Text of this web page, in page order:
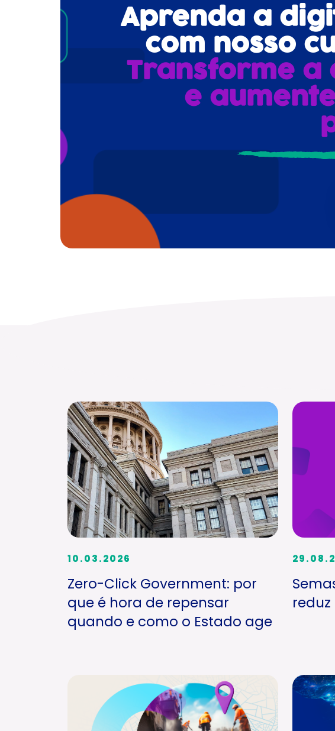
Aprenda a
com nosso
Transforme a
e
10.03.2026
Zero-Click Government: por
que é hora de repensar
quando e como o Estado age
reduz